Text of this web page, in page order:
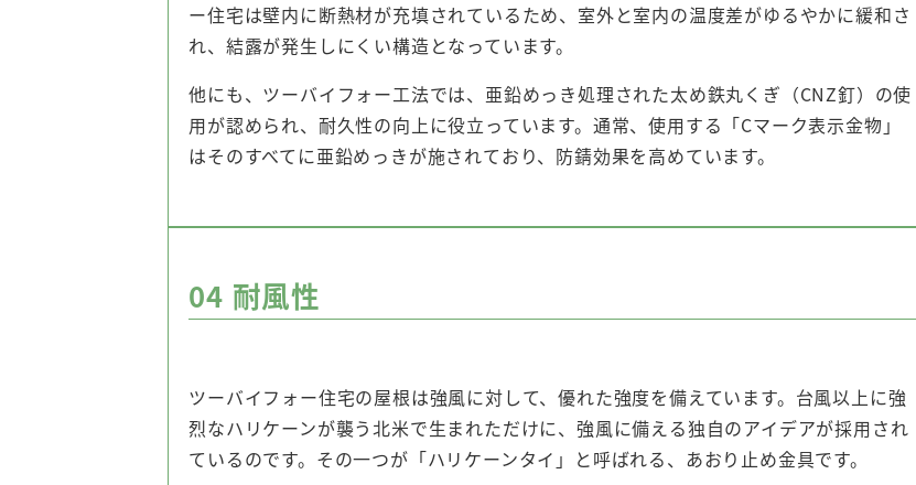
ー住宅は壁内に断熱材が充填されているため、室外と室内の温度差がゆるやかに緩和さ
れ、結露が発生しにくい構造となっています。
他にも、ツーバイフォー工法では、亜鉛めっき処理された太め鉄丸くぎ（CNZ釘）の使
用が認められ、耐久性の向上に役立っています。通常、使用する「Cマーク表示金物」
はそのすべてに亜鉛めっきが施されており、防錆効果を高めています。
04 耐風性
ツーバイフォー住宅の屋根は強風に対して、優れた強度を備えています。台風以上に強
烈なハリケーンが襲う北米で生まれただけに、強風に備える独自のアイデアが採用され
ているのです。その一つが「ハリケーンタイ」と呼ばれる、あおり止め金具です。